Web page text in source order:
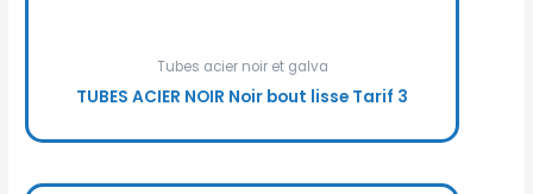
Tubes acier noir et galva
TUBES ACIER NOIR Noir bout lisse Tarif 3